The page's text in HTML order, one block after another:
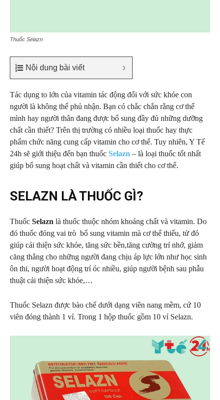
Thuốc Selazn
Nội dung bài viết
Tác dụng to lớn của vitamin tác động đối với sức khỏe con
người là không thể phủ nhận. Bạn có chắc chắn rằng cơ thể
mình hay người thân đang được bổ sung đầy đủ những dưỡng
chất cần thiết? Trên thị trường có nhiều loại thuốc hay thực
phẩm chức năng cung cấp vitamin cho cơ thể. Tuy nhiên, Y Tế
24h sẽ giới thiệu đến bạn thuốc Selazn – là loại thuốc tốt nhất
giúp bổ sung hoạt chất và vitamin cần thiết cho cơ thể.
SELAZN LÀ THUỐC GÌ?
Thuốc Selazn là thuốc thuộc nhóm khoáng chất và vitamin. Do
đó thuốc đóng vai trò bổ sung vitamin mà cơ thể thiếu, tử đó
giúp cải thiện sức khỏe, tăng sức bền,tăng cường trí nhớ, giảm
căng thẳng cho những người đang chịu áp lực lớn như học sinh
ôn thi, người hoạt động trí óc nhiều, giúp người bệnh sau phẫu
thuật cải thiện sức khỏe,…
Thuốc Selazn được bào chế dưới dạng viên nang mềm, cứ 10
viên đóng thành 1 vỉ. Trong 1 hộp thuốc gồm 10 vỉ Selazn.